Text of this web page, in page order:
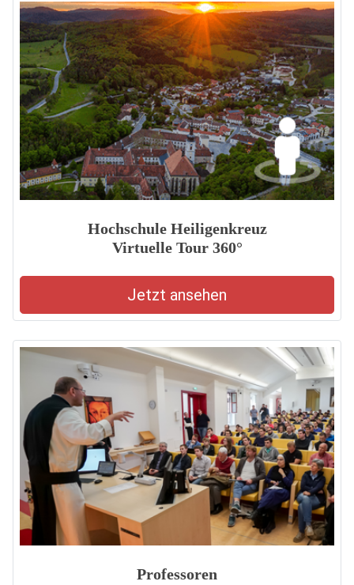
Hochschule Heiligenkreuz
Virtuelle Tour 360°
Jetzt ansehen
Professoren